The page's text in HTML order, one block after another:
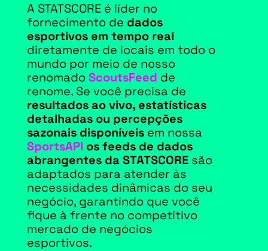
A STATSCORE é líder no
fornecimento de dados
esportivos em tempo real
diretamente de locais em todo o
mundo por meio de nosso
renomadoScoutsFeed de
renome. Se você precisa de
resultados ao vivo, estatísticas
detalhadas ou percepções
sazonais disponíveisem nossa
SportsAPI os feeds de dados
abrangentes da STATSCOREsão
adaptados para atender às
necessidades dinâmicas do seu
negócio, garantindo que você
fique à frente no competitivo
mercado de negócios
esportivos.